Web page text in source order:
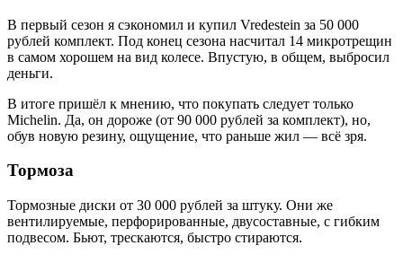
В первый сезон я сэкономил и купил Vredestein за 50 000
рублей комплект. Под конец сезона насчитал 14 микротрещин
в самом хорошем на вид колесе. Впустую, в общем, выбросил
деньги.
В итоге пришёл к мнению, что покупать следует только
Michelin. Да, он дороже (от 90 000 рублей за комплект), но,
обув новую резину, ощущение, что раньше жил — всё зря.
Тормоза
Тормозные диски от 30 000 рублей за штуку. Они же
вентилируемые, перфорированные, двусоставные, с гибким
подвесом. Бьют, трескаются, быстро стираются.